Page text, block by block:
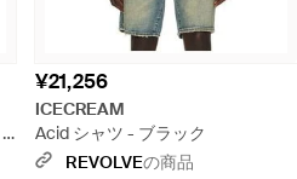
¥21,256
ICECREAM
Acid シャツ - ブラック
REVOLVEの商品